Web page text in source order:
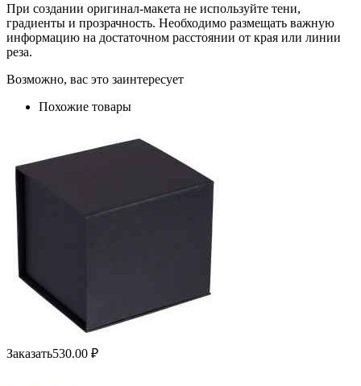
При создании оригинал-макета не используйте тени,
градиенты и прозрачность. Необходимо размещать важную
информацию на достаточном расстоянии от края или линии
реза.
Возможно, вас это заинтересует
Похожие товары
Заказать530.00 ₽